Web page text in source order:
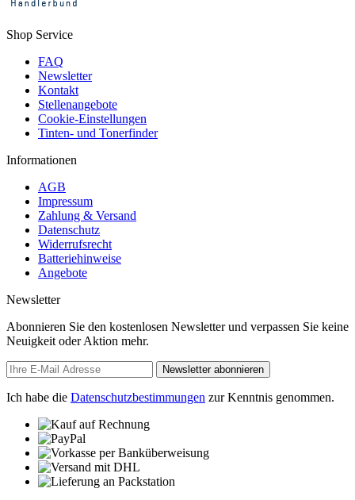
Shop Service
FAQ
Newsletter
Kontakt
Stellenangebote
Cookie-Einstellungen
Tinten- und Tonerfinder
Informationen
AGB
Impressum
Zahlung & Versand
Datenschutz
Widerrufsrecht
Batteriehinweise
Angebote
Newsletter
Abonnieren Sie den kostenlosen Newsletter und verpassen Sie keine
Neuigkeit oder Aktion mehr.
Newsletter abonnieren
Ich habe die Datenschutzbestimmungen zur Kenntnis genommen.